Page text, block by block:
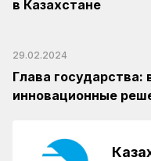
в Казахстане
29.02.2024
Глава
инновационные